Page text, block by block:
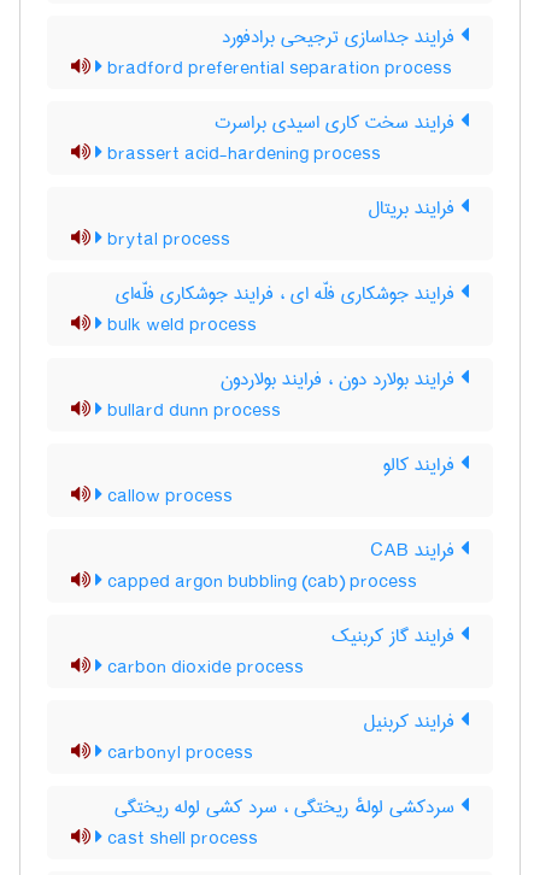
فرایند جداسازی ترجیحی برادفورد
bradford preferential separation process
فرایند سخت کاری اسیدی براسرت
brassert acid-hardening process
فرایند بریتال
brytal process
فرایند جوشکاری فلّه ای ، فرایند جوشکاری فلّه‌ای
bulk weld process
فرایند بولارد دون ، فرایند بولاردون
bullard dunn process
فرایند کالو
callow process
فرایند CAB
capped argon bubbling (cab) process
فرایند گاز کربنیک
carbon dioxide process
فرایند کربنیل
carbonyl process
سردکشی لولهٔ ریختگی ، سرد کشی لوله ریختگی
cast shell process